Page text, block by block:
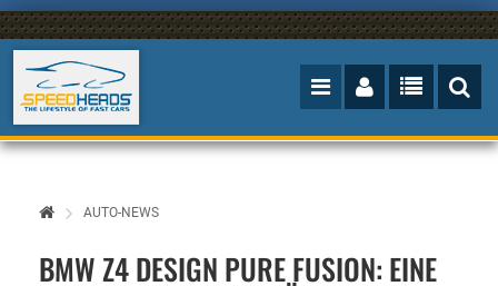
AUTO-NEWS
BMW Z4 DESIGN PURE FUSION: EINE